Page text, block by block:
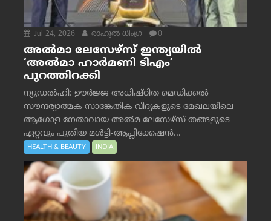
Jul 24, 2026 രാഹുല്‍ ധിംഗ്ര 0
അൽമാ ലേസേഴ്സ് ഇന്ത്യയിൽ
‘അൽമാ ഹാർമണി ടിഎം’
പുറത്തിറക്കി
ന്യൂഡൽഹി: ഊർജ്ജ അധിഷ്ഠിത മെഡിക്കൽ
സൗന്ദര്യാത്മക സാങ്കേതിക വിദ്യകളുടെ മേഖലയിലെ
ആഗോള നേതാവായ അൽമ ലേസേഴ്സ് തങ്ങളുടെ
ഏറ്റവും പുതിയ മൾട്ടി-ആപ്ലിക്കേഷൻ...
HEALTH & BEAUTY INDIA